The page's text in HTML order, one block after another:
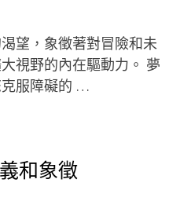
望，象徵著對冒險和未
視野的內在驅動力。 夢
克服障礙的 …
和象徵